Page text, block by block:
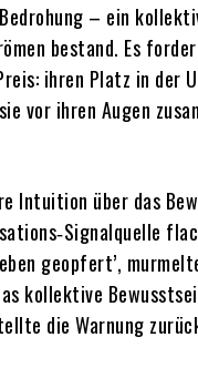
– ein
bestand. Es
ihren Platz in der
vor ihren Augen
Intuition über das
geopfert’,
kollektive
die Warnung